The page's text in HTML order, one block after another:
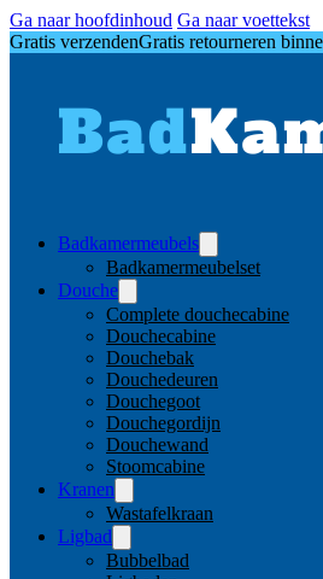
Ga naar hoofdinhoud Ga naar voettekst
Gratis verzendenGratis retourneren
Badkamermeubels
Badkamermeubelset
Douche
Complete douchecabine
Douchecabine
Douchebak
Douchedeuren
Douchegoot
Douchegordijn
Douchewand
Stoomcabine
Kranen
Wastafelkraan
Ligbad
Bubbelbad